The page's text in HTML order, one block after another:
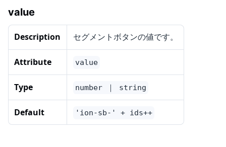
value
Description セグメントボタンの値です。
Attribute value
Type number ｜ string
Default 'ion-sb-' + ids++